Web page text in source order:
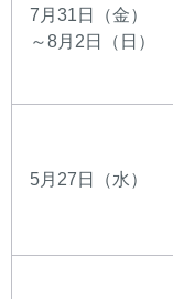
7月31日（金）
～8月2日（日）
5月27日（水）